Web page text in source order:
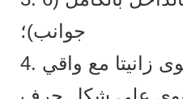
جوانب)؛
4. كرتون من ورق مقوى زانيتا مع واقي